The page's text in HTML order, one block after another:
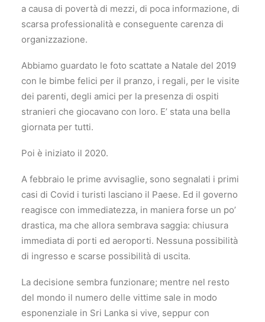
a causa di povertà di mezzi, di poca informazione, di
scarsa professionalità e conseguente carenza di
organizzazione.
Abbiamo guardato le foto scattate a Natale del 2019
con le bimbe felici per il pranzo, i regali, per le visite
dei parenti, degli amici per la presenza di ospiti
stranieri che giocavano con loro. E’ stata una bella
giornata per tutti.
Poi è iniziato il 2020.
A febbraio le prime avvisaglie, sono segnalati i primi
casi di Covid i turisti lasciano il Paese. Ed il governo
reagisce con immediatezza, in maniera forse un po’
drastica, ma che allora sembrava saggia: chiusura
immediata di porti ed aeroporti. Nessuna possibilità
di ingresso e scarse possibilità di uscita.
La decisione sembra funzionare; mentre nel resto
del mondo il numero delle vittime sale in modo
esponenziale in Sri Lanka si vive, seppur con